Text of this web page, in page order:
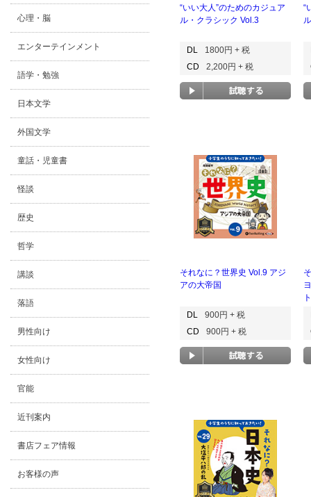
心理・脳
エンターテインメント
語学・勉強
日本文学
外国文学
童話・児童書
怪談
歴史
哲学
講談
落語
男性向け
女性向け
官能
近刊案内
書店フェア情報
お客様の声
“いい大人”のためのカジュア
ル・クラシック Vol.3
DL
1800円 + 税
CD
2,200円 + 税
“
それなに？世界史 Vol.9 アジ
アの大帝国
DL
900円 + 税
CD
900円 + 税